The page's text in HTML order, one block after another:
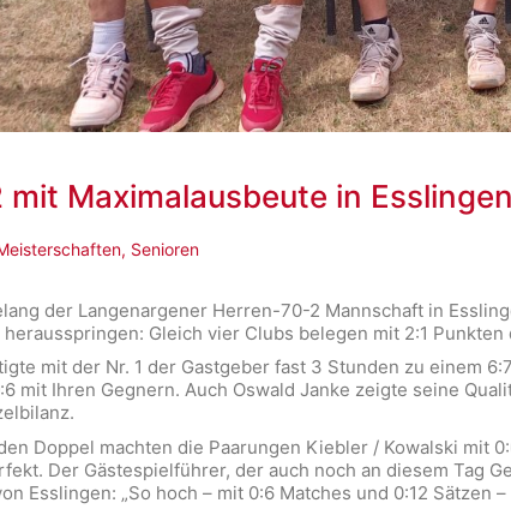
mit Maximalausbeute in Esslingen
, Senioren
der Langenargener Herren-70-2 Mannschaft in
Gleich vier Clubs belegen mit 2:1
mit der Nr. 1 der Gastgeber fast 3 Stunden zu einem
mit Ihren Gegnern. Auch Oswald Janke zeigte seine
Doppel machten die Paarungen Kiebler / Kowalski mit
Der Gästespielführer, der auch noch an diesem Tag
Esslingen: „So hoch – mit 0:6 Matches und 0:12